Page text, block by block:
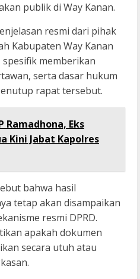
publik di Way Kanan.
resmi dari pihak
Kabupaten Way Kanan
memberikan
serta dasar hukum
rapat tersebut.
Ramadhona, Eks
Kini Jabat Kapolres
bahwa hasil
tetap akan disampaikan
resmi DPRD.
apakah dokumen
secara utuh atau